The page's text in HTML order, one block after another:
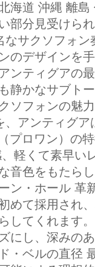
海道 沖縄 離
部分見受けら
サクソフォ
のデザインを
ンティグアの
静かなサブト
ソフォンの魅
、アンティグ
プロワン）の
軽くて素早い
音色をもたら
ン・ホール
めて採用され
してくれます
にし、深みの
・ベルの直径